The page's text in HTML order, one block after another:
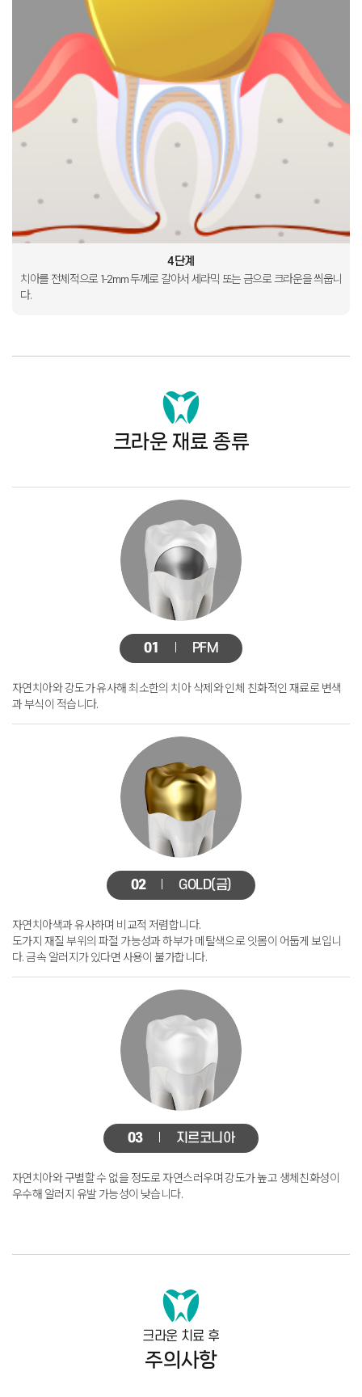
4단계
치아를 전체적으로 1-2mm 두께로 갈아서 세라믹 또는 금으로크라운을 씌웁니
다.
크라운 재료 종류
01 PFM
자연치아와 강도가 유사해 최소한의 치아 삭제와 인체 친화적인 재료로 변색
과 부식이 적습니다.
02 GOLD(금)
자연치아색과 유사하며 비교적 저렴합니다.
도가지 재질 부위의 파절 가능성과 하부가 메탈색으로 잇몸이 어둡게 보입니
다. 금속 알러지가 있다면 사용이 불가합니다.
03 지르코니아
자연치아와 구별할 수 없을 정도로 자연스러우며강도가 높고 생체친화성이
우수해 알러지 유발 가능성이 낮습니다.
크라운 치료 후
주의사항